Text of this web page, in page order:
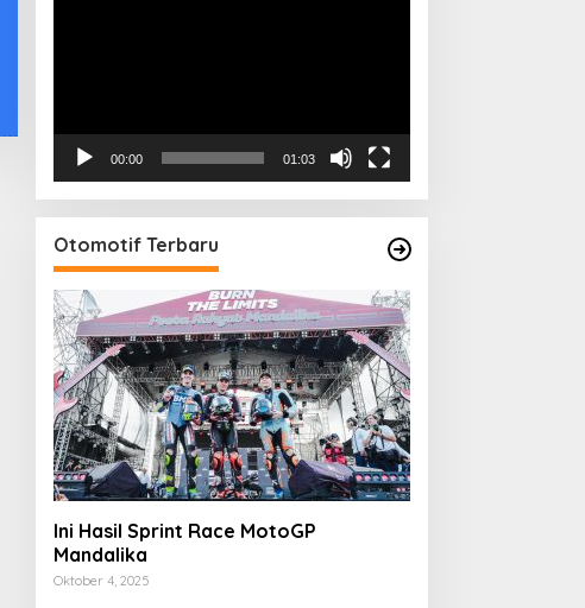
00:00 01:03
Otomotif Terbaru
Ini Hasil Sprint Race MotoGP
Mandalika
Oktober 4, 2025